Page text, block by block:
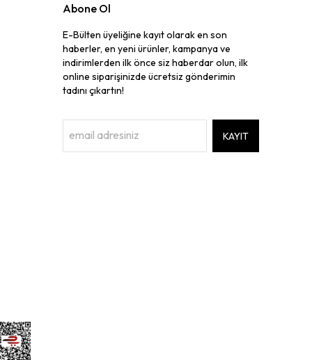
Abone Ol
E-Bülten üyeliğine kayıt olarak en son
haberler, en yeni ürünler, kampanya ve
indirimlerden ilk önce siz haberdar olun, ilk
online siparişinizde ücretsiz gönderimin
tadını çıkartın!
KAYIT